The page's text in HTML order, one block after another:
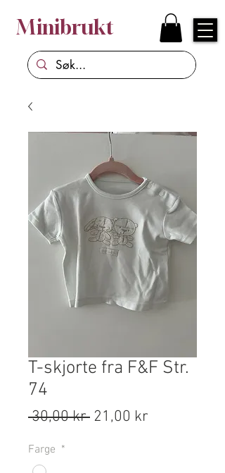
Minibrukt
T-skjorte fra F&F Str.
74
30,00 kr Vanlig
21,00 kr
Farge *